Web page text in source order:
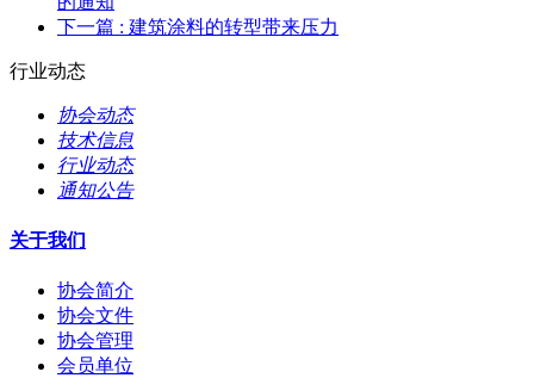
下一篇 : 建筑涂料的转型带来压力
行业动态
协会动态
技术信息
行业动态
通知公告
关于我们
协会简介
协会文件
协会管理
会员单位